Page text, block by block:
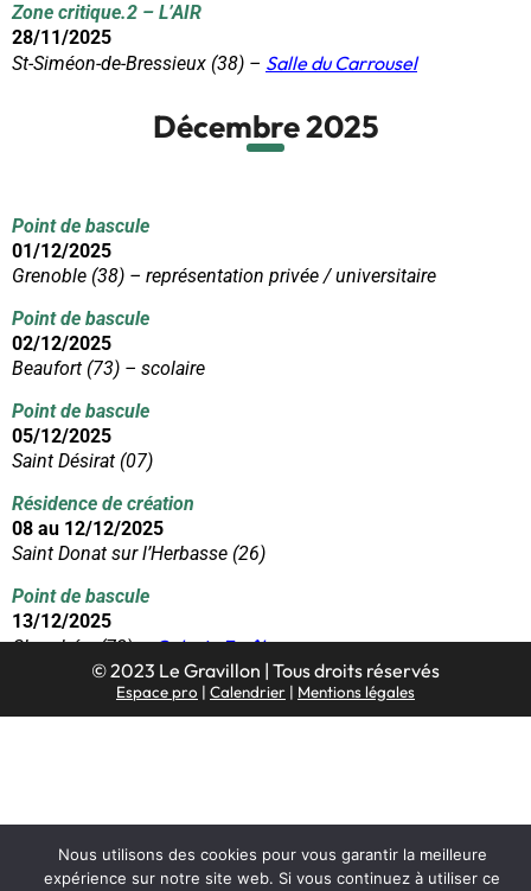
Zone critique.2 – L’AIR
28/11/2025
St-Siméon-de-Bressieux (38) – Salle duCarrousel
Décembre 2025
Point de bascule
01/12/2025
Grenoble (38) – représentation privée / universitaire
Point de bascule
02/12/2025
Beaufort (73) – scolaire
Point de bascule
05/12/2025
Saint Désirat (07)
Résidence de création
08 au 12/12/2025
Saint Donat sur l’Herbasse (26)
Point de bascule
13/12/2025
Chambéry (73) –Galerie Eurêka
© 2023 Le Gravillon | Tous droits réservés
Espace pro | Calendrier | Mentions légales
Nous utilisons des cookies pour vous garantir la meilleure
expérience sur notre site web. Si vous continuez à utiliser ce